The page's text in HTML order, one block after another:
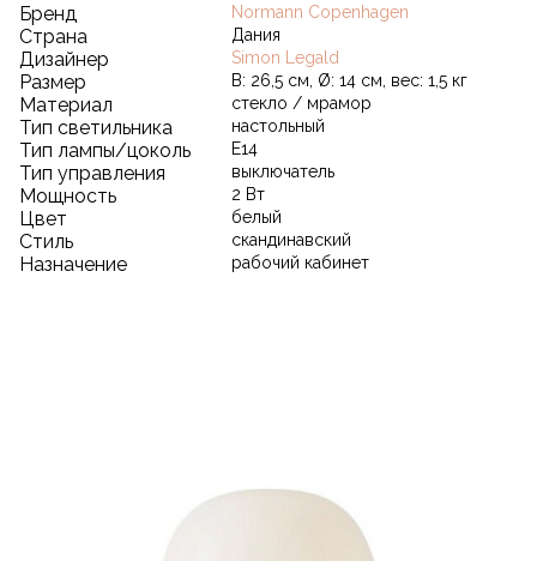
Бренд Normann Copenhagen
Страна Дания
Дизайнер Simon Legald
Размер В: 26,5 см, Ø: 14 см, вес: 1,5 кг
Материал стекло / мрамор
Тип светильника настольный
Тип лампы/цоколь E14
Тип управления выключатель
Мощность 2 Вт
Цвет белый
Стиль скандинавский
Назначение рабочий кабинет